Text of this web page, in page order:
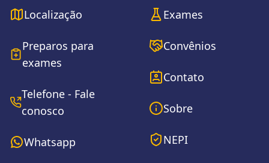
Localização
Preparos para
exames
Telefone - Fale
conosco
Whatsapp
Exames
Convênios
Contato
Sobre
NEPI